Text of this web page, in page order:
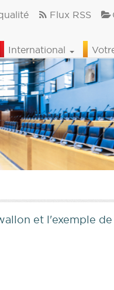
Flux RSS
International
et l'exemple